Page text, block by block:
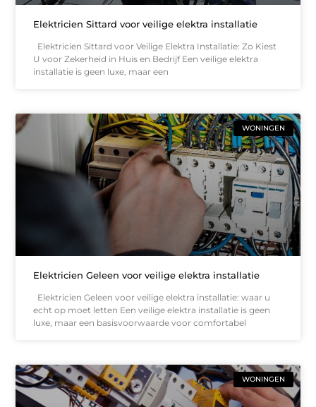
Elektricien Sittard voor veilige elektra installatie
Elektricien Sittard voor Veilige Elektra Installatie: Zo Kiest
U voor Zekerheid in Huis en Bedrijf Een veilige elektra
installatie is geen luxe, maar een
WONINGEN
Elektricien Geleen voor veilige elektra installatie
Elektricien Geleen voor veilige elektra installatie: waar u
echt op moet letten Een veilige elektra installatie is geen
luxe, maar een basisvoorwaarde voor comfortabel
WONINGEN